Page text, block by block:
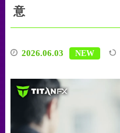
意
2026.06.03 NEW